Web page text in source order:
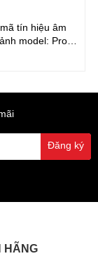
tín hiệu âm
model: Pro
HD
Đăng ký
HÃNG